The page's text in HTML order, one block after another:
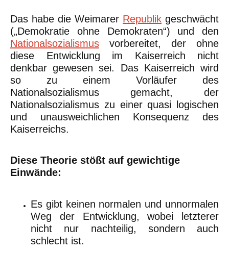
Das habe die Weimarer Republik geschwächt
(„Demokratie ohne Demokraten“) und den
Nationalsozialismus vorbereitet, der ohne
diese Entwicklung im Kaiserreich nicht
denkbar gewesen sei. Das Kaiserreich wird
so zu einem Vorläufer des
Nationalsozialismus gemacht, der
Nationalsozialismus zu einer quasi logischen
und unausweichlichen Konsequenz des
Kaiserreichs.
Diese Theorie stößt auf gewichtige
Einwände:
Es gibt keinen normalen und unnormalen
Weg der Entwicklung, wobei letzterer
nicht nur nachteilig, sondern auch
schlecht ist.